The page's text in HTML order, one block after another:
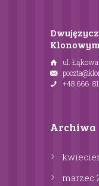
ul. Łąkowa
+48 666
Archiwa
marzec